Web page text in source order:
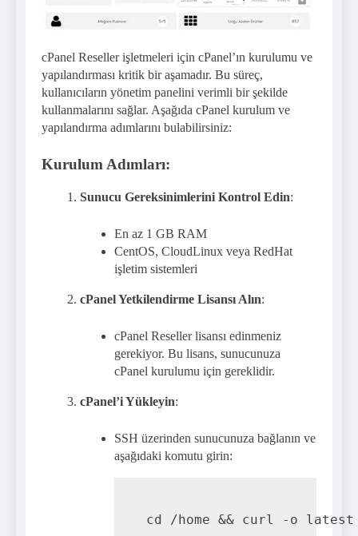
cPanel Reseller işletmeleri için cPanel’ın kurulumu ve
yapılandırması kritik bir aşamadır. Bu süreç,
kullanıcıların yönetim panelini verimli bir şekilde
kullanmalarını sağlar. Aşağıda cPanel kurulum ve
yapılandırma adımlarını bulabilirsiniz:
Kurulum Adımları:
Sunucu Gereksinimlerini Kontrol Edin:
En az 1 GB RAM
CentOS, CloudLinux veya RedHat
işletim sistemleri
cPanel Yetkilendirme Lisansı Alın:
cPanel Reseller lisansı edinmeniz
gerekiyor. Bu lisans, sunucunuza
cPanel kurulumu için gereklidir.
cPanel’i Yükleyin:
SSH üzerinden sunucunuza bağlanın ve
aşağıdaki komutu girin: